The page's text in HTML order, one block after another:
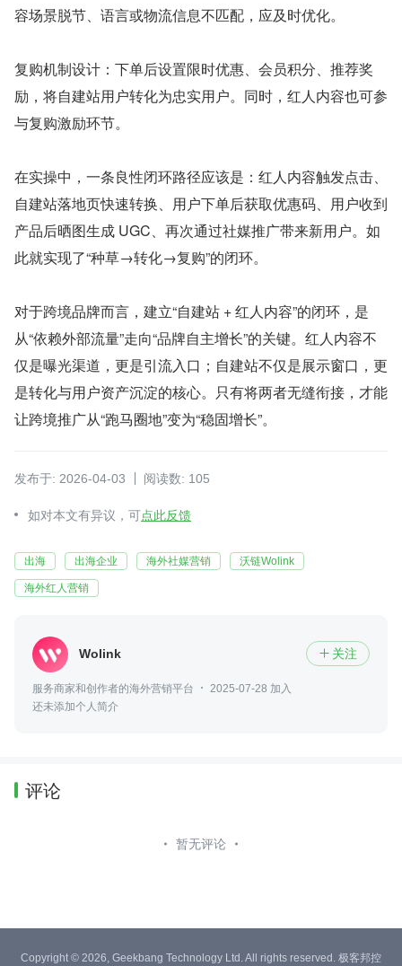
容场景脱节、语言或物流信息不匹配，应及时优化。
复购机制设计：下单后设置限时优惠、会员积分、推荐奖
励，将自建站用户转化为忠实用户。同时，红人内容也可参
与复购激励环节。
在实操中，一条良性闭环路径应该是：红人内容触发点击、
自建站落地页快速转换、用户下单后获取优惠码、用户收到
产品后晒图生成 UGC、再次通过社媒推广带来新用户。如
此就实现了“种草→转化→复购”的闭环。
对于跨境品牌而言，建立“自建站 + 红人内容”的闭环，是
从“依赖外部流量”走向“品牌自主增长”的关键。红人内容不
仅是曝光渠道，更是引流入口；自建站不仅是展示窗口，更
是转化与用户资产沉淀的核心。只有将两者无缝衔接，才能
让跨境推广从“跑马圈地”变为“稳固增长”。
发布于: 2026-04-03 阅读数: 105
如对本文有异议，可点此反馈
出海 出海企业 海外社媒营销 沃链Wolink
海外红人营销
Wolink  关注
服务商家和创作者的海外营销平台
2025-07-28 加入
还未添加个人简介
评论
暂无评论
Copyright © 2026, Geekbang Technology Ltd. All rights reserved. 极客邦控